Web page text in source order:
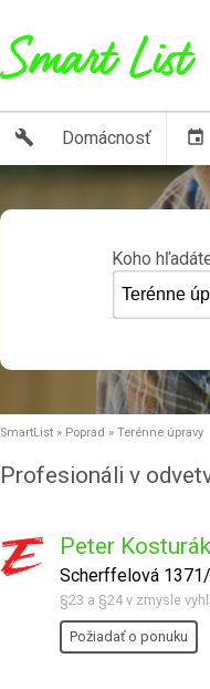
build Domácnosť event
Koho
SmartList » Poprad » Terénne úpravy
Profesionáli v
Peter Kosturák
Scherffelová
§23 a §24 v zmysle
Požiadať o ponuku